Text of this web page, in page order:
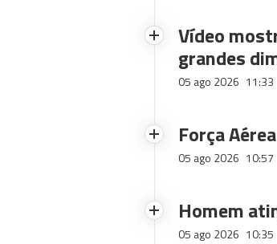
Vídeo
grandes
05 ago 2026 11:33
Força
05 ago 2026 10:57
Homem
05 ago 2026 10:35